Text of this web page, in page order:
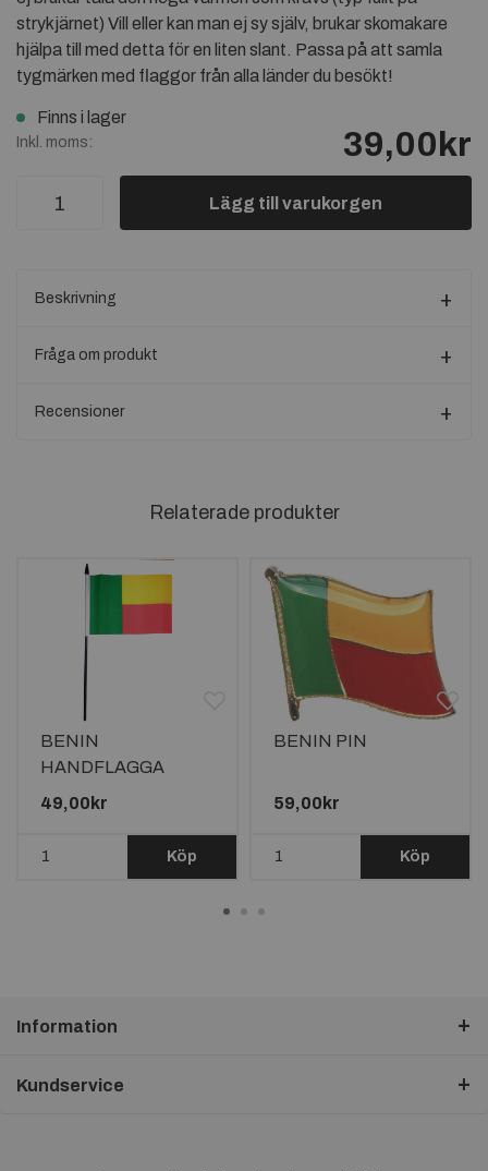
strykjärnet) Vill eller kan man ej sy själv, brukar skomakare
hjälpa till med detta för en liten slant. Passa på att samla
tygmärken med flaggor från alla länder du besökt!
Finns i lager
Inkl. moms: 39,00kr
Lägg till varukorgen
Beskrivning
Fråga om produkt
Recensioner
Relaterade produkter
BENIN
HANDFLAGGA
23X15CM
49,00kr
Köp
BENIN PIN
59,00kr
Köp
Information
Kundservice